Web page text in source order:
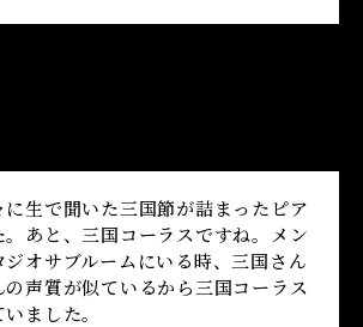
生で聞いた三国節が詰まったピア
。あと、三国コーラスですね。メン
オサブルームにいる時、三国さん
声質が似ているから三国コーラス
ました。